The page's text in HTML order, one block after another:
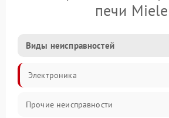
печи Miele
Виды неисправностей
Электроника
Прочие неисправности